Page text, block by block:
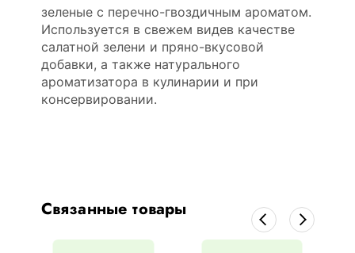
зеленые с перечно-гвоздичным ароматом.
Используется в свежем видев качестве
салатной зелени и пряно-вкусовой
добавки, а также натурального
ароматизатора в кулинарии и при
консервировании.
Связанные товары